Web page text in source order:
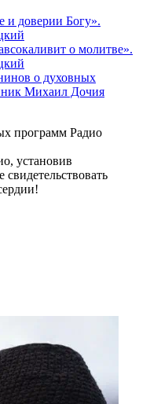
и доверии Богу».
о молитве».
о духовных
Михаил Дочия
программ Радио
установив